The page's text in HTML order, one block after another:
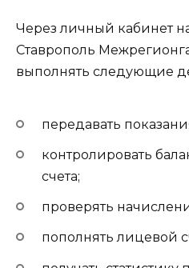
Через личный кабинет
Ставрополь
выполнять следующие
передавать
контролировать
счета;
проверять
пополнять лицевой